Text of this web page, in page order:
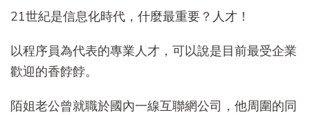
21世紀是信息化時代，什麼最重要？人才！
以程序員為代表的專業人才，可以說是目前最受企業
歡迎的香餑餑。
陌姐老公曾就職於國內一線互聯網公司，他周圍的同